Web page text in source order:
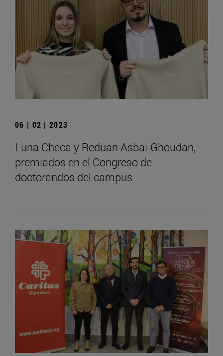
06 | 02 | 2023
Luna Checa y Reduan Asbai-Ghoudan,
premiados en el Congreso de
doctorandos del campus